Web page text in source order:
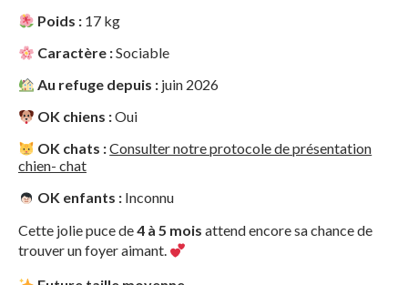
Poids : 17 kg
Caractère :Sociable
Au refuge depuis : juin 2026
OK chiens :Oui
OK chats :Consulter notre protocole de présentation
chien- chat
OK enfants : Inconnu
Cette jolie puce de4 à 5 mois attend encore sa chance de
trouver un foyer aimant.